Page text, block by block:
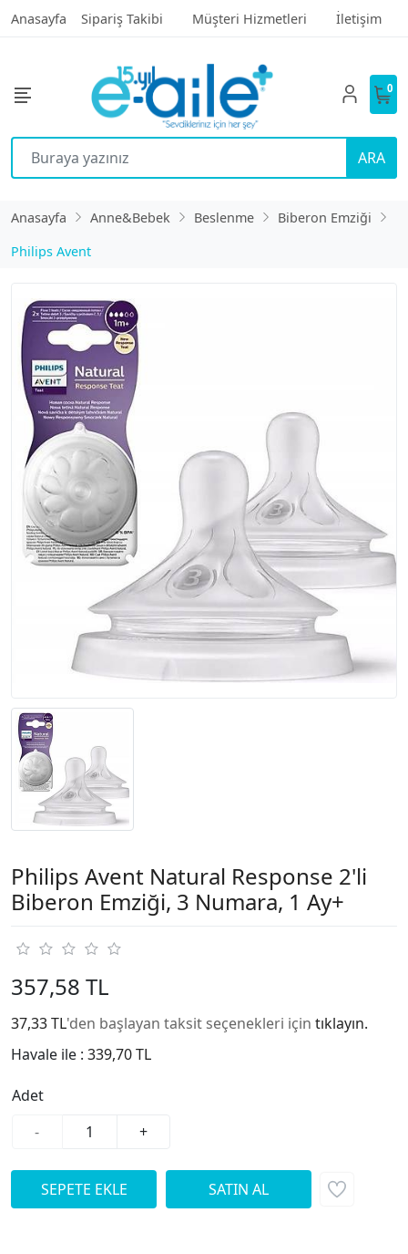
Anasayfa Sipariş Takibi Müşteri Hizmetleri İletişim
ARA
0
Anasayfa Anne&Bebek Beslenme
Biberon Emziği
Philips Avent
Philips Avent Natural Response 2'li
Biberon Emziği, 3 Numara, 1 Ay+
357,58 TL
37,33 TL'den başlayan taksit seçenekleri için tıklayın.
Havale ile : 339,70 TL
Adet
-
+